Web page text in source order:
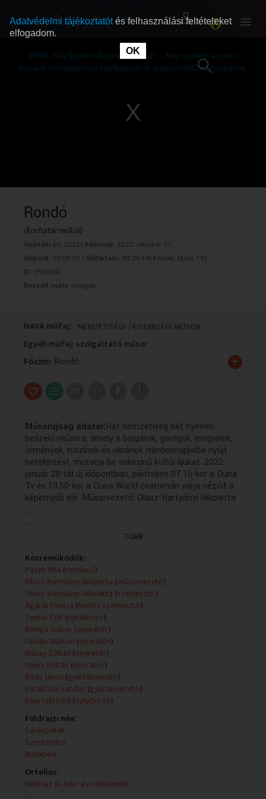
RÓLUNK
RÓLUNK
DRM: KeySystem Access Denied! -- Key system access
denied! Unsupported keySystem or supportedConfigurations.
Rondó
(korhatár nélkül)
Gyártási év: 2022| Adásnap: 2022. október 07.
Időpont: 06:50:29 | Időtartam: 00:26:14| Forrás: Duna TV|
ID: 3993841
Beszélt nyelv: magyar
NAVA műfaj: NEMZETISÉGI / KISEBBSÉGI MŰSOR
Egyéb műfaj: szolgáltató műsor
Főcím: Rondó +
Műsorújság adatai:Hat nemzetiség hét nyelven
beszélő műsora, amely a bolgárok, görögök, lengyelek,
örmények, ruszinok és ukránok mindennapjaiba nyújt
betekintést, mutatja be sokszínű kultúrájukat. 2022.
január 28-tól új időpontban, pénteken 07.15-kor a Duna
Tv és 13.50-kor a Duna World csatornán várja nézőit a
képernyők elé. Műsorvezető: Olasz-Hartyányi Nikoletta
A műsorszolgáltatói információk forrása változó
Műsorszolgáltatói ismertető:
- Kulturális ajánló
Georgios Tzortzoglou: Hommage-message à Kurtág
György
Yorgos Tzortzoglou a szentendrei művészet összetett
személyisége. Fest, fotózik, mindemellett az idén 20
éves Balkan Fanatik frontembere. A görög származású
művész a Szentendrei Képtárban Kurtág György
zeneszerző műveinek ihletésében készült munkáival
mutatkozik be.
- Grimm mesék bolgárul
A Grimm mesék és a bábok évszázadok óta
Kulturális Intézet Budapestre a Georgi Mitev Állami
Bábszínház társulatát, akik interaktív előadással
szórakoztatták a bolgár óvodásokat és kisiskolásokat.
- Zenetörténet: BILJARSKI EMIL
NÉVTELEN ZENEKAR c. saját szerzeményét előadja,
...
TÖBB
Közreműködők:
Pászti Rita (rendező)
Olasz-Hartyányi Nikoletta (műsorvezető)
Olasz-Hartyányi Nikoletta (szerkesztő)
Agárdi Elektra (felelős szerkesztő)
Tamás Edit (nyilatkozó)
Bolega Gábor(operatőr)
Fábián Márton (operatőr)
Hubay Zoltán (operatőr)
Nyers Zoltán (operatőr)
Boda János (gyártásvezető)
Patakfalvi Sándor(gyártásvezető)
Biljarszki Emil (nyilatkozó)
Földrajzi név:
Sárospatak
Szentendre
Budapest
Ortelius:
Néprajz és hon- és népismeret
Adatvédelmi tájékoztatótés felhasználási feltételeket
elfogadom.
OK